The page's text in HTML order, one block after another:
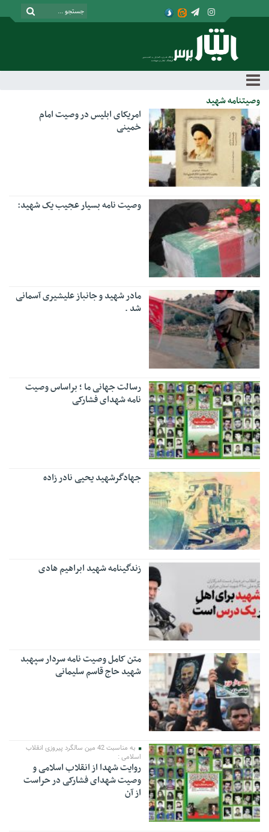
وصیتنامه شهید
امریکای ابلیس در وصیت امام
خمینی
وصیت نامه بسیار عجیب یک شهید:
مادر شهید و جانباز علیشیری آسمانی
شد .
رسالت جهانی ما ؛ براساس وصیت
نامه شهدای فشارکی
جهادگرشهید یحیی نادر زاده
زندگینامه شهید ابراهیم هادی
متن کامل وصیت نامه سردار سپهبد
شهید حاج قاسم سلیمانی
به مناسبت 42 مین سالگرد پیروزی انقلاب
اسلامی :
روایت شهدا از انقلاب اسلامی و
وصیت شهدای فشارکی در حراست
از آن